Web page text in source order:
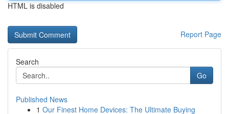
HTML is disabled
Report Page
Search
Go
Published News
1 Our Finest Home Devices: The Ultimate Buying